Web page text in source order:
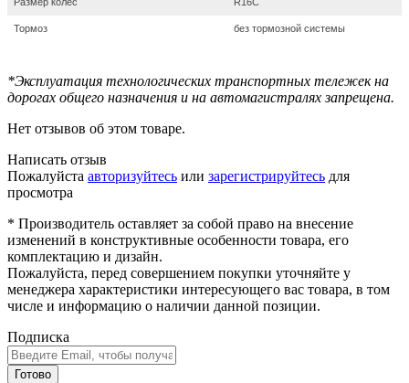
Размер колёс R16С
Тормоз без тормозной системы
*Эксплуатация технологических транспортных тележек на
дорогах общего назначения и на автомагистралях запрещена.
Нет отзывов об этом товаре.
Написать отзыв
Пожалуйста авторизуйтесь или зарегистрируйтесь для
просмотра
* Производитель оставляет за собой право на внесение
изменений в конструктивные особенности товара, его
комплектацию и дизайн.
Пожалуйста, перед совершением покупки уточняйте у
менеджера характеристики интересующего вас товара, в том
числе и информацию о наличии данной позиции.
Подписка
Готово